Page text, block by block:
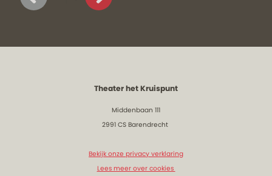
Theater het Kruispunt
Middenbaan 111
2991 CS Barendrecht
Bekijk onze privacy verklaring
Lees meer over cookies